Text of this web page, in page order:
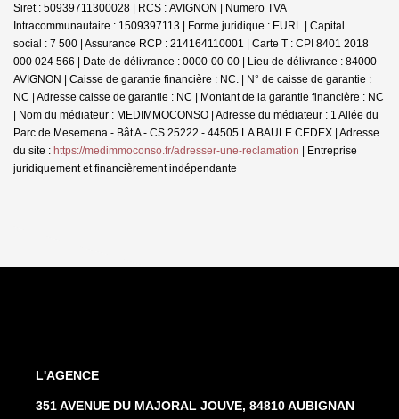
Siret : 50939711300028 | RCS : AVIGNON | Numero TVA
Intracommunautaire : 1509397113 | Forme juridique : EURL | Capital
social : 7 500 | Assurance RCP : 214164110001 | Carte T : CPI 8401 2018
000 024 566 | Date de délivrance : 0000-00-00 | Lieu de délivrance : 84000
AVIGNON | Caisse de garantie financière : NC. | N° de caisse de garantie :
NC | Adresse caisse de garantie : NC | Montant de la garantie financière : NC
| Nom du médiateur : MEDIMMOCONSO | Adresse du médiateur : 1 Allée du
Parc de Mesemena - Bât A - CS 25222 - 44505 LA BAULE CEDEX | Adresse
du site : https://medimmoconso.fr/adresser-une-reclamation | Entreprise
juridiquement et financièrement indépendante
L'AGENCE
351 AVENUE DU MAJORAL JOUVE, 84810 AUBIGNAN